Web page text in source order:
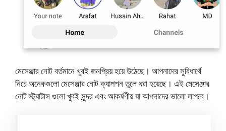
মেসেঞ্জার নোট বর্তমানে খুবই জনপ্রিয় হয়ে উঠেছে। আপনাদের সুবিধার্থে
নিচে অনেকগুলো মেসেঞ্জার নোট ক্যাপশন তুলে ধরা হয়েছে। এই মেসেঞ্জার
নোট স্ট্যাটাস গুলো খুবই সুন্দর এবং আকর্ষণীয় যা আপনাদের ভালো লাগবে।